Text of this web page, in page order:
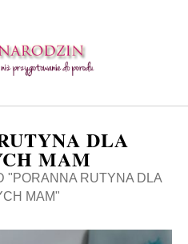
DLA
MAM
"PORANNA RUTYNA DLA
MAM"